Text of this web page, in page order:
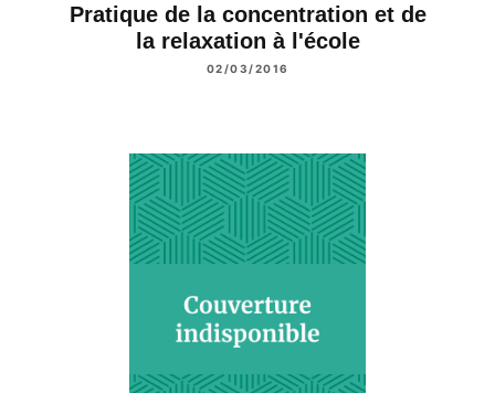
Pratique de la concentration et de
la relaxation à l'école
02/03/2016